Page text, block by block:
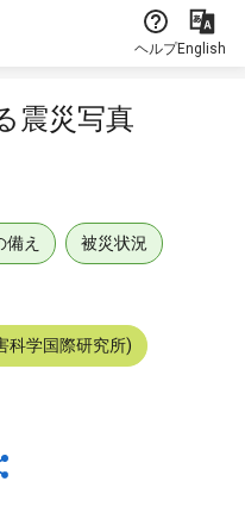
ヘルプEnglish
震災写真
備え 被災状況
科学国際研究所)